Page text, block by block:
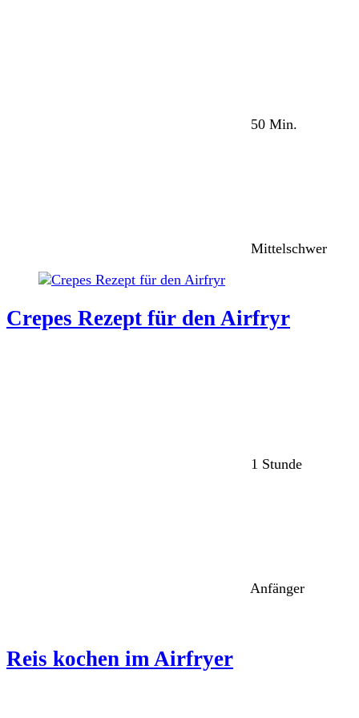
50 Min.
Mittelschwer
Crepes Rezept für den Airfryr
1 Stunde
Anfänger
Reis kochen im Airfryer